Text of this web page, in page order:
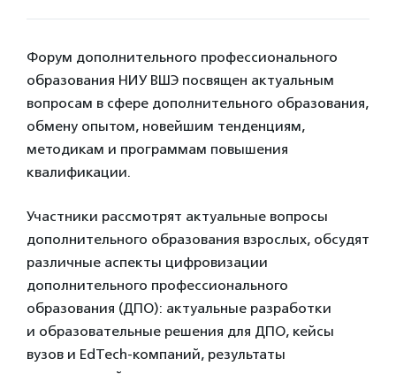
Форум дополнительного профессионального
образования НИУ ВШЭ посвящен актуальным
вопросам в сфере дополнительного образования,
обмену опытом, новейшим тенденциям,
методикам и программам повышения
квалификации.
Участники рассмотрят актуальные вопросы
дополнительного образования взрослых, обсудят
различные аспекты цифровизации
дополнительного профессионального
образования (ДПО): актуальные разработки
и образовательные решения для ДПО, кейсы
вузов и EdTech-компаний, результаты